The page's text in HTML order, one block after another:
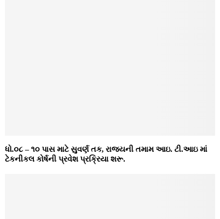
ધો.૦૮ – ૧૦ પાસ માટે સુવર્ણ તક, રાજ્યની તમામ આઇ. ટી.આઇ માં
ટેકનીકલ કોર્ષની પ્રવેશ પ્રક્રિયા શરૂ.